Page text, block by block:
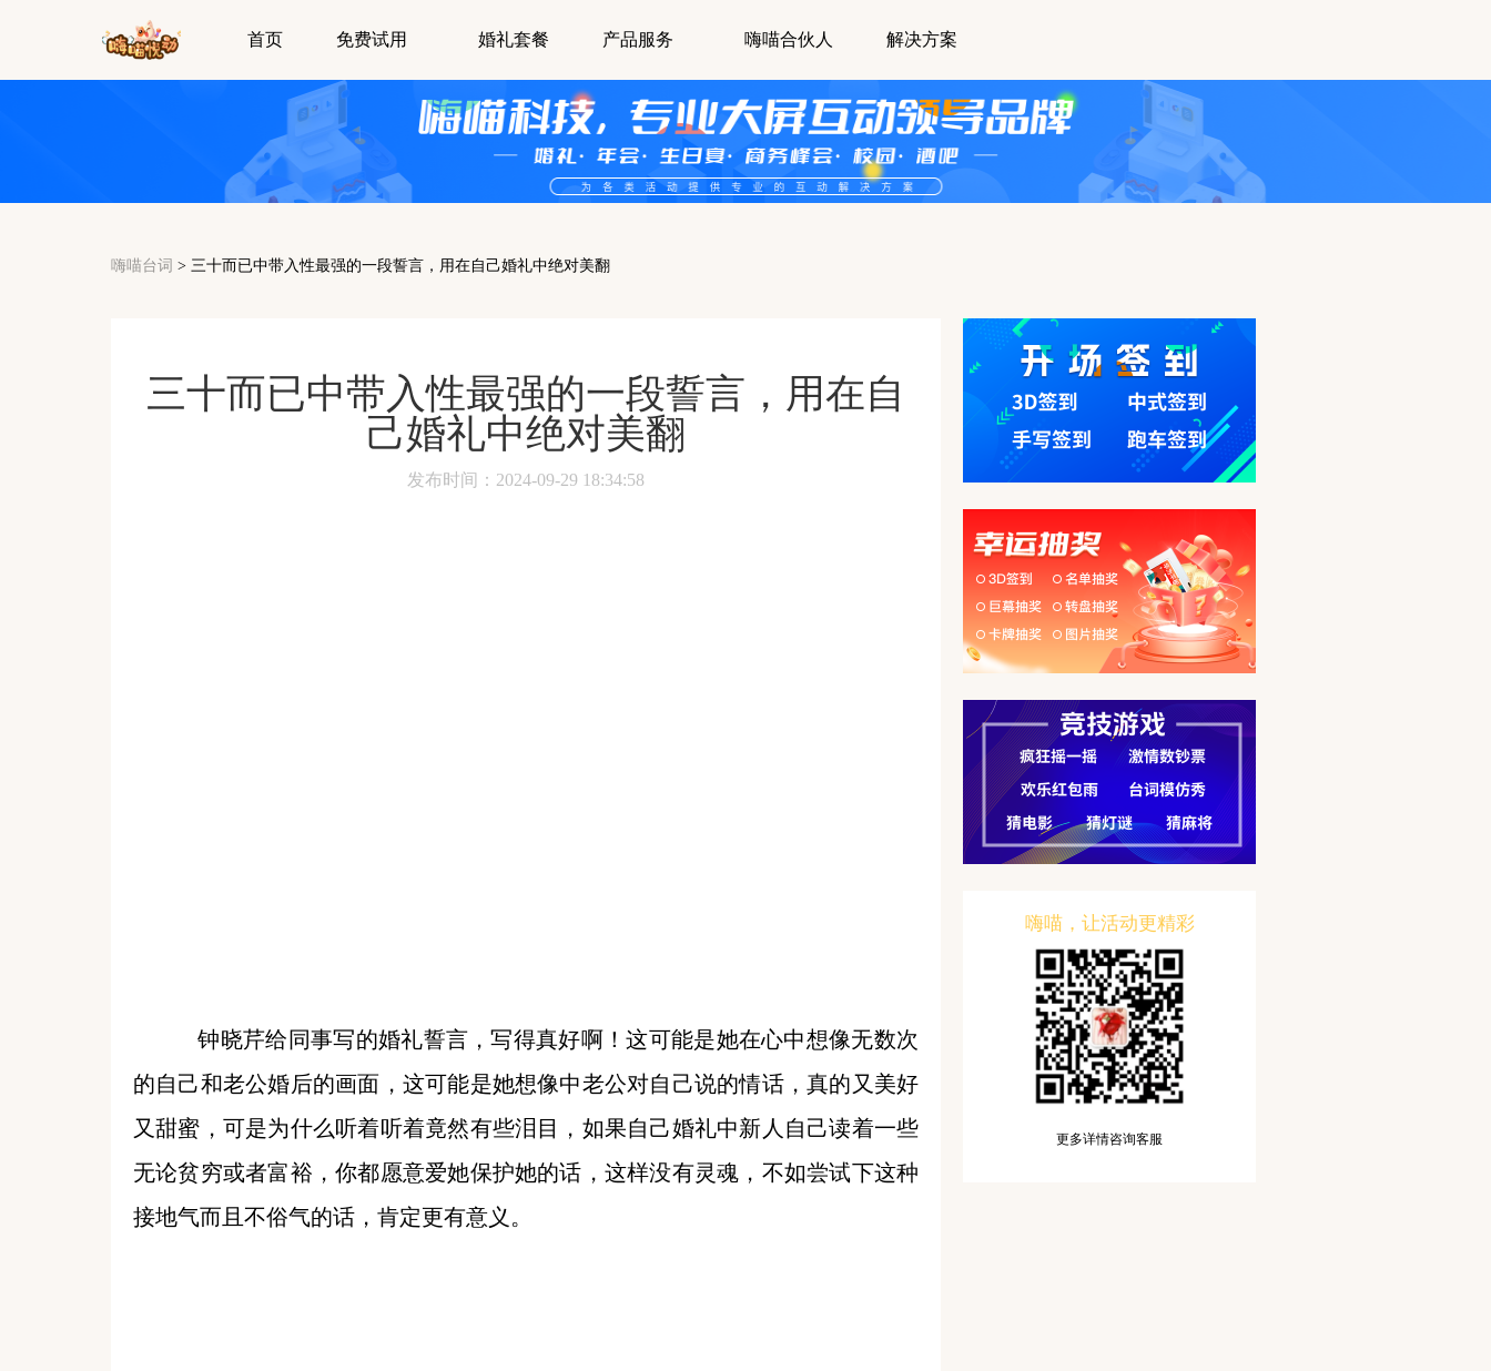
首页 免费试用 婚礼套餐 产品服务 嗨喵合伙人 解决方案
嗨喵台词 > 三十而已中带入性最强的一段誓言，用在自己婚礼中绝对美翻
三十而已中带入性最强的一段誓言，用在自
己婚礼中绝对美翻
发布时间：2024-09-29 18:34:58
钟晓芹给同事写的婚礼誓言，写得真好啊！这可能是她在心中想像无数次
的自己和老公婚后的画面，这可能是她想像中老公对自己说的情话，真的又美好
又甜蜜，可是为什么听着听着竟然有些泪目，如果自己婚礼中新人自己读着一些
无论贫穷或者富裕，你都愿意爱她保护她的话，这样没有灵魂，不如尝试下这种
接地气而且不俗气的话，肯定更有意义。
嗨喵，让活动更精彩
更多详情咨询客服